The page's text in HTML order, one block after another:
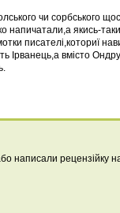
чи сорбського
напичатали,а якись-
писателі,коториї
Ірванець,а вмісто
написали рецензійку